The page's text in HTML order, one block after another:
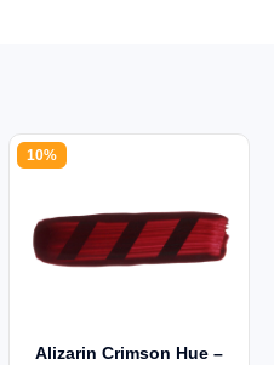
10%
Alizarin Crimson Hue –